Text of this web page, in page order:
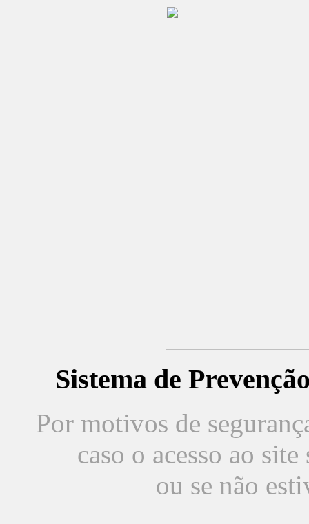
Sistema de
Por motivos de
caso o acesso ao
ou se não